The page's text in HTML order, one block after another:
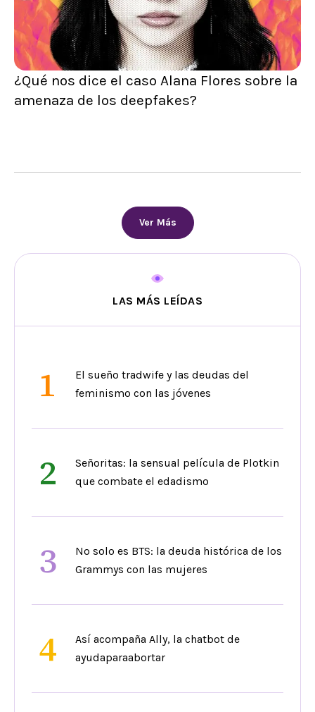
¿Qué nos dice el caso Alana Flores sobre la
amenaza de los deepfakes?
Ver Más
LAS MÁS LEÍDAS
1
El sueño tradwife y las deudas del
feminismo con las jóvenes
2
Señoritas: la sensual película de Plotkin
que combate el edadismo
3
No solo es BTS: la deuda histórica de los
Grammys con las mujeres
4
Así acompaña Ally, la chatbot de
ayudaparaabortar